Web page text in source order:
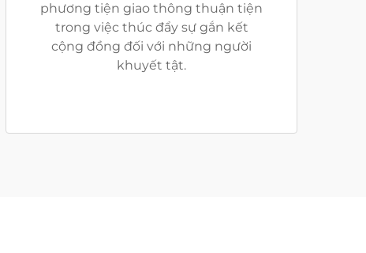
phương tiện giao thông thuận tiện
trong việc thúc đẩy sự gắn kết
cộng đồng đối với những người
khuyết tật.